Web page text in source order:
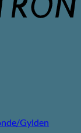
Gylden